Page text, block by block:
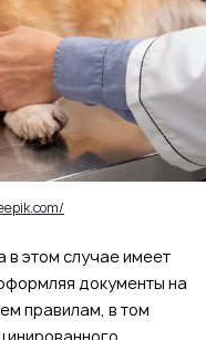
в этом случае имеет
документы на
правилам, в том